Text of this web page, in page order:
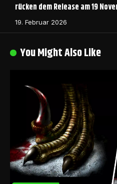
rücken dem Release am 19
19. Februar 2026
You Might Also Like